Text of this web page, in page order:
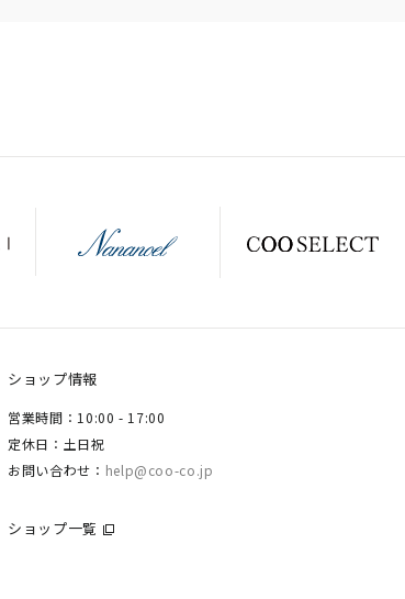
ショップ情報
営業時間：10:00 - 17:00
定休日：土日祝
お問い合わせ： help@coo-co.jp
ショップ一覧